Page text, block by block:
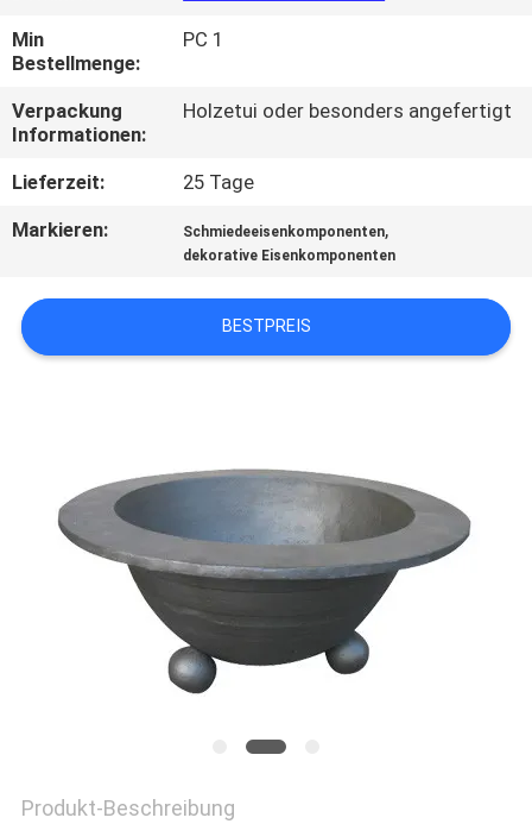
QUALITÄTSKONTROLLE
KONTAKT
MIT
UNS
NEUIGKEITEN
SITEMAP
DATENSCHUTZRICHTLINIE
Min
Bestellmenge:
PC 1
Verpackung
Informationen:
Holzetui oder besonders angefertigt
Lieferzeit:
25 Tage
Markieren:
Schmiedeeisenkomponenten,
dekorative Eisenkomponenten
BESTPREIS
Produkt-Beschreibung